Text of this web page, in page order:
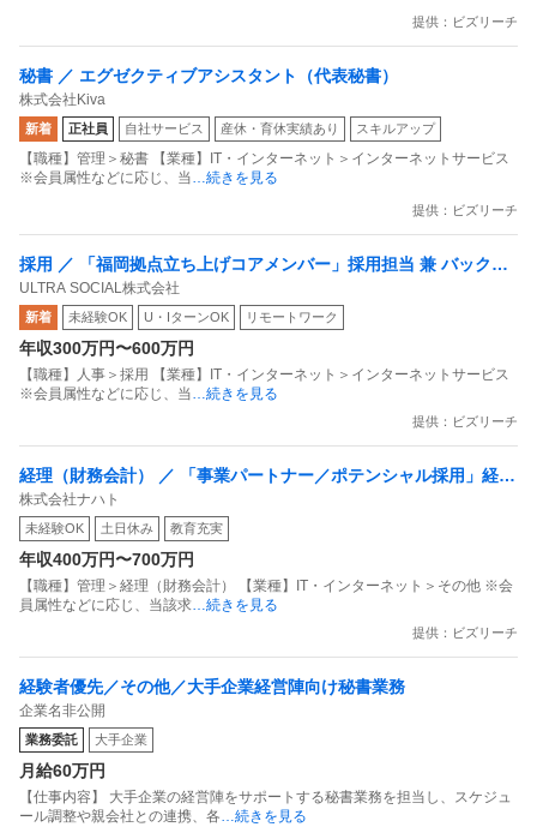
提供：ビズリーチ
秘書 ／ エグゼクティブアシスタント（代表秘書）
株式会社Kiva
新着 正社員 自社サービス 産休・育休実績あり スキルアップ
【職種】管理＞秘書 【業種】IT・インターネット＞インターネットサービス
※会員属性などに応じ、当…続きを見る
提供：ビズリーチ
採用 ／ 「福岡拠点立ち上げコアメンバー」採用担当 兼 バックオ
フィス／IPOを目指す急成長ベンチャーで拠点の未来を創る
ULTRA SOCIAL株式会社
新着 未経験OK U・IターンOK リモートワーク
年収300万円〜600万円
【職種】人事＞採用 【業種】IT・インターネット＞インターネットサービス
※会員属性などに応じ、当…続きを見る
提供：ビズリーチ
経理（財務会計） ／ 「事業パートナー／ポテンシャル採用」経理
や事務の枠を超えたキャリアを築いていきたい方募集！
株式会社ナハト
未経験OK 土日休み 教育充実
年収400万円〜700万円
【職種】管理＞経理（財務会計） 【業種】IT・インターネット＞その他 ※会
員属性などに応じ、当該求…続きを見る
提供：ビズリーチ
経験者優先／その他／大手企業経営陣向け秘書業務
企業名非公開
業務委託 大手企業
月給60万円
【仕事内容】 大手企業の経営陣をサポートする秘書業務を担当し、スケジュ
ール調整や親会社との連携、各…続きを見る